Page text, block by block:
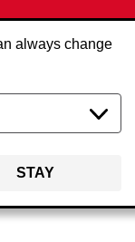
always change
STAY